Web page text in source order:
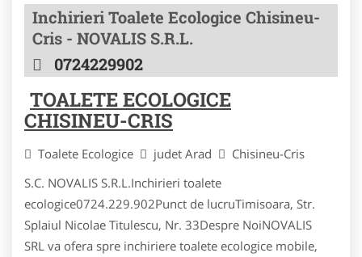
Inchirieri Toalete Ecologice Chisineu-
Cris - NOVALIS S.R.L.
0724229902
TOALETE ECOLOGICE
CHISINEU-CRIS
Toalete Ecologice judet Arad
Chisineu-Cris
S.C. NOVALIS S.R.L.Inchirieri toalete
ecologice0724.229.902Punct de lucruTimisoara, Str.
Splaiul Nicolae Titulescu, Nr. 33Despre NoiNOVALIS
SRL va ofera spre inchiriere toalete ecologice mobile,